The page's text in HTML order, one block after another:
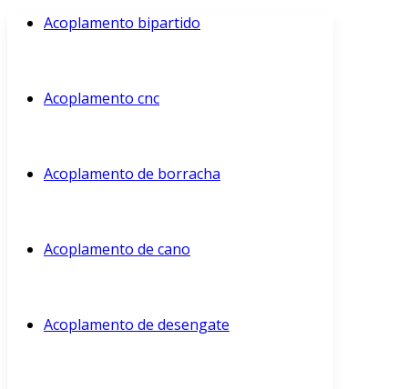
Acoplamento bipartido
Acoplamento cnc
Acoplamento de borracha
Acoplamento de cano
Acoplamento de desengate